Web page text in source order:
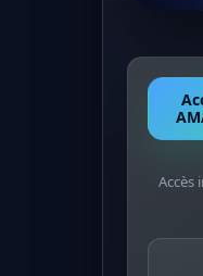
Accès